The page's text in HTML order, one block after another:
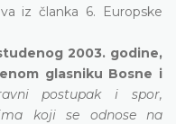
iz članka 6. Europske
2003. godine,
glasniku Bosne i
postupak i spor,
koji se odnose na